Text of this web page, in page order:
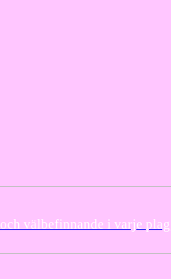
välbefinnande i varje